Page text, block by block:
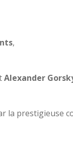
,
Alexander
la prestigieuse